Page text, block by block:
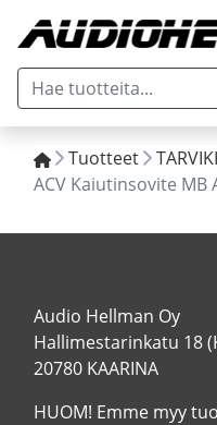
Tuotteet
ACV Kaiutinsovite MB A
Audio Hellman Oy
Hallimestarinkatu 18
20780 KAARINA
HUOM! Emme myy